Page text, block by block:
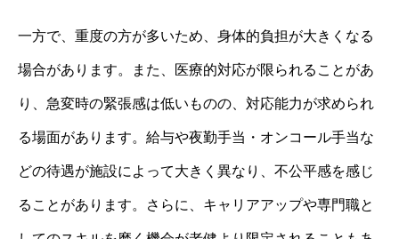
一方で、重度の方が多いため、身体的負担が大きくなる
場合があります。また、医療的対応が限られることがあ
り、急変時の緊張感は低いものの、対応能力が求められ
る場面があります。給与や夜勤手当・オンコール手当な
どの待遇が施設によって大きく異なり、不公平感を感じ
ることがあります。さらに、キャリアアップや専門職と